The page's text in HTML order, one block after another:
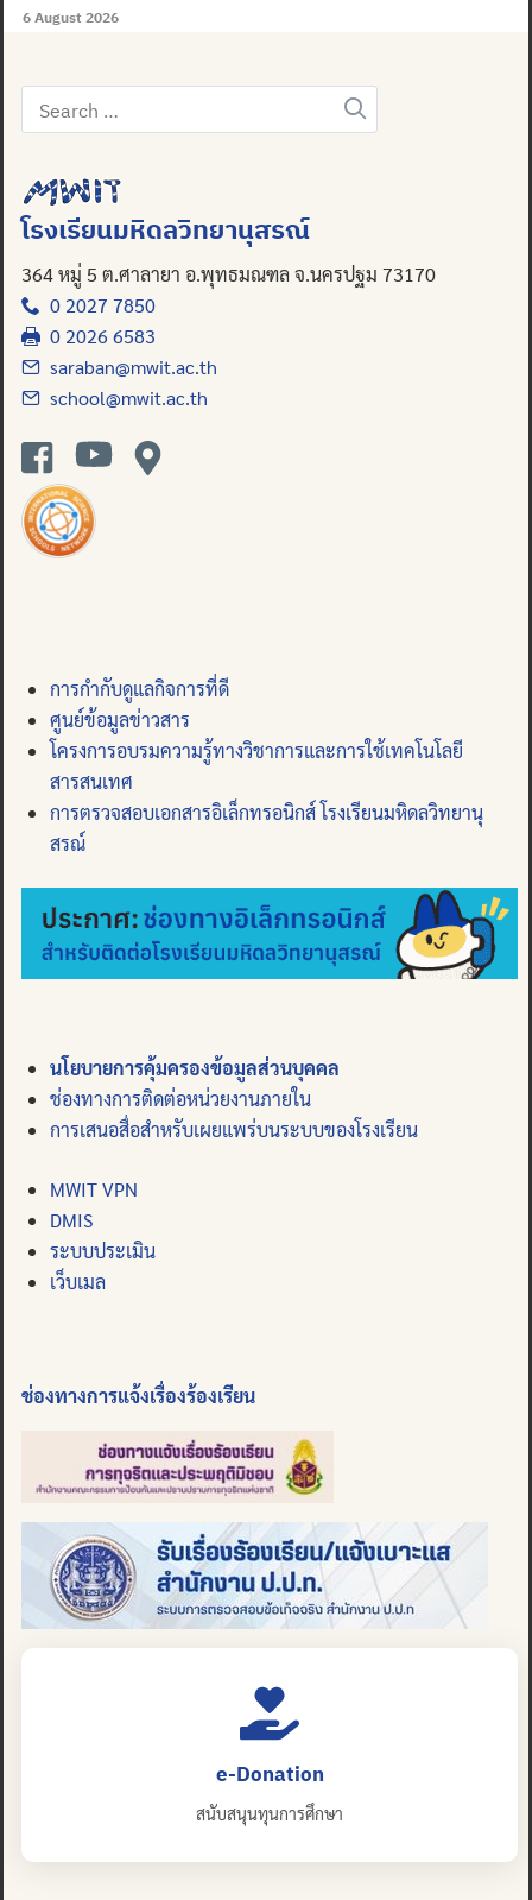
6 August 2026
Search
for:
โรงเรียนมหิดลวิทยานุสรณ์
364 หมู่ 5 ต.ศาลายา อ.พุทธมณฑล จ.นครปฐม 73170
0 2027 7850
0 2026 6583
saraban@mwit.ac.th
school@mwit.ac.th
การกำกับดูแลกิจการที่ดี
ศูนย์ข้อมูลข่าวสาร
โครงการอบรมความรู้ทางวิชาการและการใช้เทคโนโลยี
สารสนเทศ
การตรวจสอบเอกสารอิเล็กทรอนิกส์ โรงเรียนมหิดลวิทยานุ
สรณ์
นโยบายการคุ้มครองข้อมูลส่วนบุคคล
ช่องทางการติดต่อหน่วยงานภายใน
การเสนอสื่อสำหรับเผยแพร่บนระบบของโรงเรียน
MWIT VPN
DMIS
ระบบประเมิน
เว็บเมล
ช่องทางการแจ้งเรื่องร้องเรียน
e-Donation
สนับสนุนทุนการศึกษา